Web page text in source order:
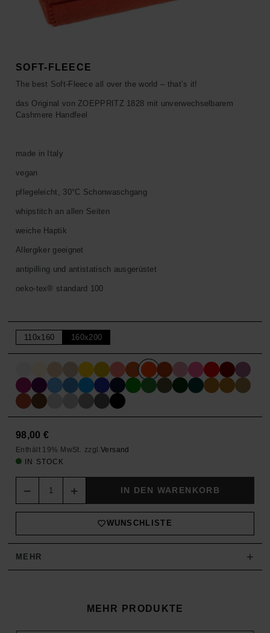
SALE
TOPS
SOFT-FLEECE
The best Soft-Fleece all over the world – that’s it!
das Original von ZOEPPRITZ 1828 mit unverwechselbarem
Cashmere Handfeel
made in Italy
vegan
pflegeleicht, 30°C Schonwaschgang
whipstitch an allen Seiten
weiche Haptik
Allergiker geeignet
antipilling und antistatisch ausgerüstet
oeko-tex® standard 100
110x160 160x200
98,00 €
Enthält 19% MwSt. zzgl. Versand
IN STOCK
IN DEN WARENKORB
WUNSCHLISTE
MEHR +
MEHR PRODUKTE